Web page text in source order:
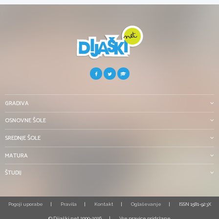
GRADIVA
OSNOVNE ŠOLE
SREDNJE ŠOLE
MATURA
ŠTUDIJ
Pogoji uporabe Pravila Kontakt Oglaševanje ISSN 1581-923X